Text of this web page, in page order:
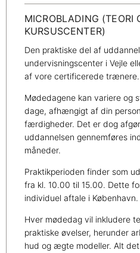
MICROBLADING (TEORI
KURSUSCENTER)
Den praktiske del af
undervisningscenter i Vejle
af vore certificerede trænere.
Mødedagene kan variere og
dage, afhængigt af din
færdigheder. Det er dog
uddannelsen gennemføres
måneder.
Praktikperioden finder som
fra kl. 10.00 til 15.00. Dette
individuel aftale i København.
Hver mødedag vil inkludere
praktiske øvelser, herunder
hud og ægte modeller. Alt